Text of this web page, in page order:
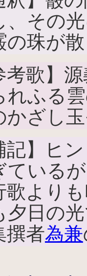
、その
の珠が
考歌】
れふる
かざし
記】ヒ
ている
歌より
夕日の
撰者為兼